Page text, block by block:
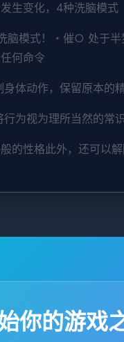
生变化，4种洗脑模式
脑模式！・催○ 处于半
何命令
身体动作，保留原本的
行为视为理所当然的常
的性格此外，还可以
你的游戏